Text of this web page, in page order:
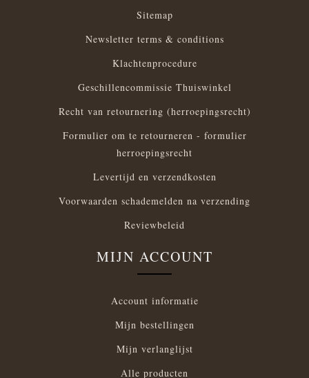
Sitemap
Newsletter terms & conditions
Klachtenprocedure
Geschillencommissie Thuiswinkel
Recht van retournering (herroepingsrecht)
Formulier om te retourneren - formulier
herroepingsrecht
Levertijd en verzendkosten
Voorwaarden schademelden na verzending
Reviewbeleid
MIJN ACCOUNT
Account informatie
Mijn bestellingen
Mijn verlanglijst
Alle producten